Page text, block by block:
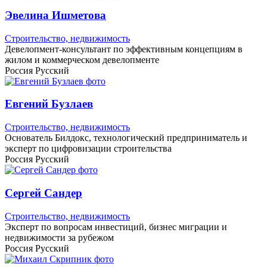
Эвелина Ишметова
Строительство, недвижимость
Девелопмент-консультант по эффективным концепциям в
жилом и коммерческом девелопменте
Россия Русский
Евгений Бузлаев
Строительство, недвижимость
Основатель Билдокс, технологический предприниматель и
эксперт по цифровизации строительства
Россия Русский
Сергей Сандер
Строительство, недвижимость
Эксперт по вопросам инвестиций, бизнес миграции и
недвижимости за рубежом
Россия Русский